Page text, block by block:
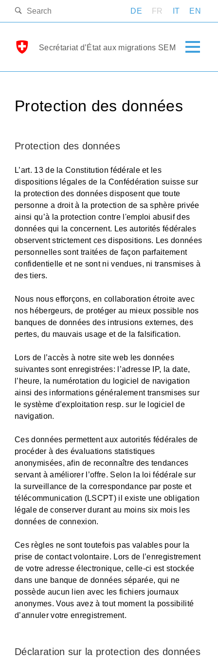
DE FR IT EN
Secrétariat d’État aux migrations SEM
Protection des données
Protection des données
L’art. 13 de la Constitution fédérale et les
dispositions légales de la Confédération suisse sur
la protection des données disposent que toute
personne a droit à la protection de sa sphère privée
ainsi qu’à la protection contre l'emploi abusif des
données qui la concernent. Les autorités fédérales
observent strictement ces dispositions. Les données
personnelles sont traitées de façon parfaitement
confidentielle et ne sont ni vendues, ni transmises à
des tiers.
Nous nous efforçons, en collaboration étroite avec
nos hébergeurs, de protéger au mieux possible nos
banques de données des intrusions externes, des
pertes, du mauvais usage et de la falsification.
Lors de l’accès à notre site web les données
suivantes sont enregistrées: l’adresse IP, la date,
l’heure, la numérotation du logiciel de navigation
ainsi des informations généralement transmises sur
le système d’exploitation resp. sur le logiciel de
navigation.
Ces données permettent aux autorités fédérales de
procéder à des évaluations statistiques
anonymisées, afin de reconnaître des tendances
servant à améliorer l’offre. Selon la loi fédérale sur
la surveillance de la correspondance par poste et
télécommunication (LSCPT) il existe une obligation
légale de conserver durant au moins six mois les
données de connexion.
Ces règles ne sont toutefois pas valables pour la
prise de contact volontaire. Lors de l’enregistrement
de votre adresse électronique, celle-ci est stockée
dans une banque de données séparée, qui ne
possède aucun lien avec les fichiers journaux
anonymes. Vous avez à tout moment la possibilité
d’annuler votre enregistrement.
Déclaration sur la protection des données